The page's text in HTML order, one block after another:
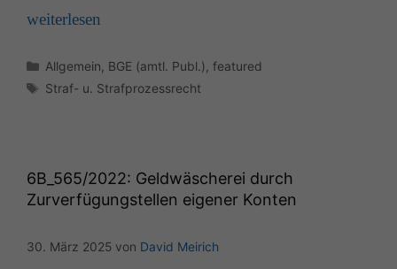
weit­er­lesen
Kategorien
Allgemein BGE (amtl. Publ.) ,featured
Schlagwörter
Straf- u. Strafprozessrecht
6B_565/2022: Geldwäscherei durch
Zurverfügungstellen eigener Konten
30. März 2025 von David Meirich